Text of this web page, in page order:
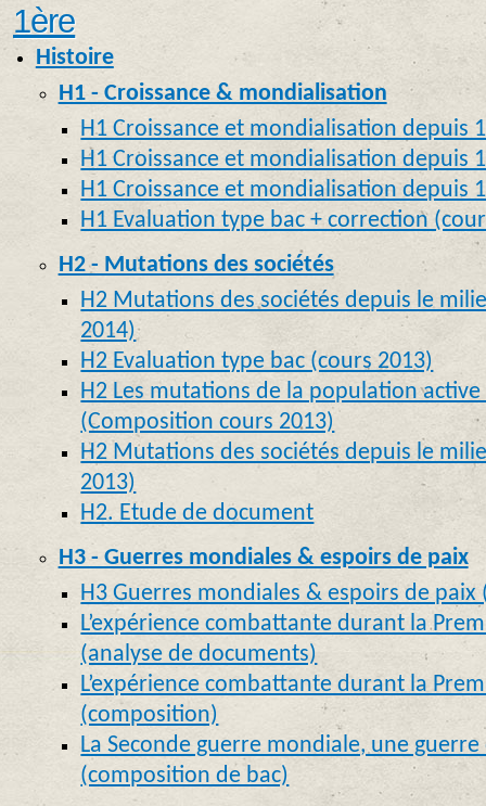
1ère
Histoire
H1 - Croissance & mondialisation
H1 Croissance et mondialisation depuis
H1 Croissance et mondialisation depuis
H1 Croissance et mondialisation depuis
H1 Evaluation type bac + correction
H2 - Mutations des sociétés
H2 Mutations des sociétés depuis le
2014)
H2 Evaluation type bac (cours 2013)
H2 Les mutations de la population
(Composition cours 2013)
H2 Mutations des sociétés depuis le
2013)
H2. Etude de document
H3 - Guerres mondiales & espoirs de paix
H3 Guerres mondiales & espoirs de paix
L’expérience combattante durant la
(analyse de documents)
L’expérience combattante durant la
(composition)
La Seconde guerre mondiale, une
(composition de bac)